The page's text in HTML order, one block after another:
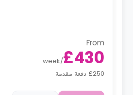
From
£430
/
week
£250 دفعة مقدمة